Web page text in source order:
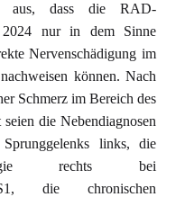
aus, dass die RAD-
nur in dem Sinne
Nervenschädigung im
können. Nach
Schmerz im Bereich des
die Nebendiagnosen
links, die
rechts bei
S1, die chronischen